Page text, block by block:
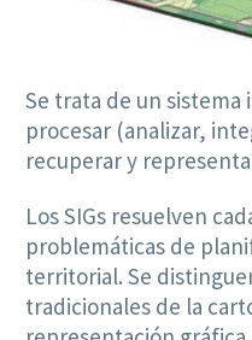
Se trata de un
procesar (analizar,
recuperar y
Los SIGs resuelven
problemáticas de
territorial. Se
tradicionales de la